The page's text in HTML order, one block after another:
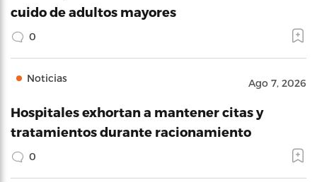
cuido de adultos mayores
0
Noticias Ago 7, 2026
Hospitales exhortan a mantener citas y
tratamientos durante racionamiento
0